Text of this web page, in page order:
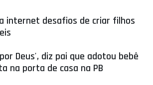
internet desafios de criar filhos
Deus', diz pai que adotou bebê
na porta de casa na PB